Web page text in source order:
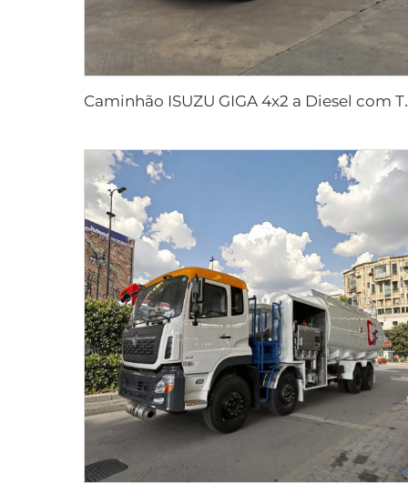
aminhão ISUZU GIGA 4x2